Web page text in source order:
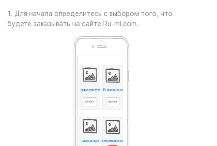
1. Для начала определитесь с выбором того, что
будете заказывать на сайте Ru-mi.com.